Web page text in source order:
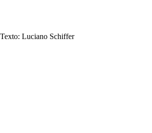
Texto: Luciano Schiffer